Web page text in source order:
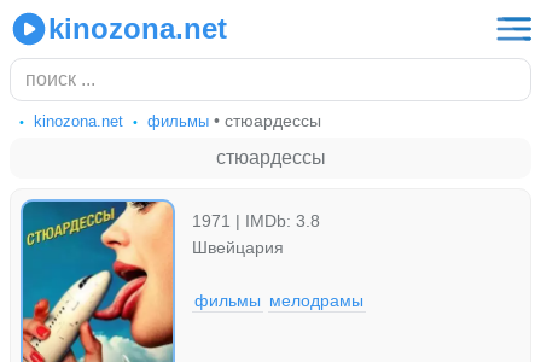
kinozona.net
kinozona.net фильмы • стюардессы
стюардессы
1971 | IMDb: 3.8
Швейцария
фильмы мелодрамы